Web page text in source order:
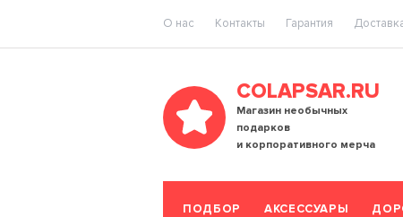
O нас Контакты Гарантия
COLAPSAR.RU
Магазин необычных
подарков
и корпоративного мерча
ПОДБОР АКСЕССУАРЫ